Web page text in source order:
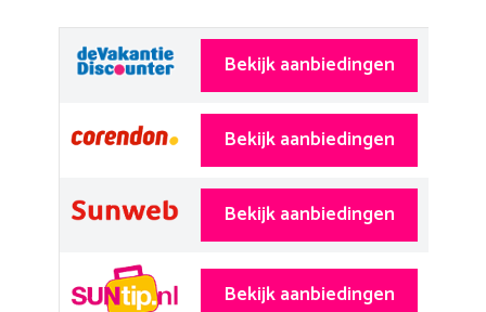
Bekijk aanbiedingen
Bekijk aanbiedingen
Bekijk aanbiedingen
Bekijk aanbiedingen